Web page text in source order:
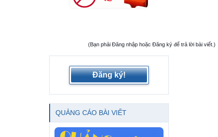
(Bạn phải Đăng nhập hoặc Đăng ký để trả lời bài viết.)
Đăng ký!
QUẢNG CÁO BÀI VIẾT